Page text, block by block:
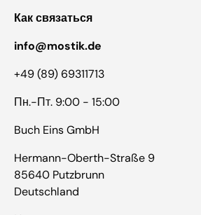
Как связаться
info@mostik.de
+49 (89) 69311713
Пн.-Пт. 9:00 - 15:00
Buch Eins GmbH
Hermann-Oberth-Straße 9
85640 Putzbrunn
Deutschland